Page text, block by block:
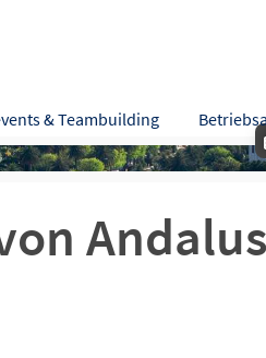
& Teambuilding
Bewertungen